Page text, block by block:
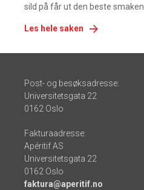
sild på får ut den beste smaken.
Les hele saken
Post- og besøksadresse:
Universitetsgata 22
0162 Oslo
Fakturaadresse:
Apéritif AS
Universitetsgata 22
0162 Oslo
faktura@aperitif.no